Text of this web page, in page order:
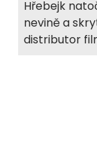
Hřebejk
nevině a
distributor